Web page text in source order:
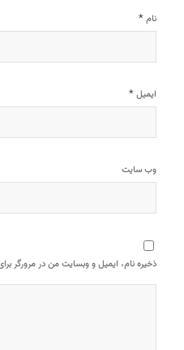
نام *
ایمیل *
وب‌ سایت
ذخیره نام، ایمیل و وبسایت من در مرورگر